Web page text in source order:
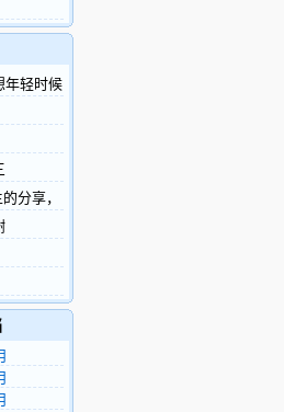
年轻时候
真有活
分享，